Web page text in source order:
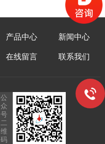
产品中心 新闻中心
在线留言 联系我们
公
众
号
二
维
码